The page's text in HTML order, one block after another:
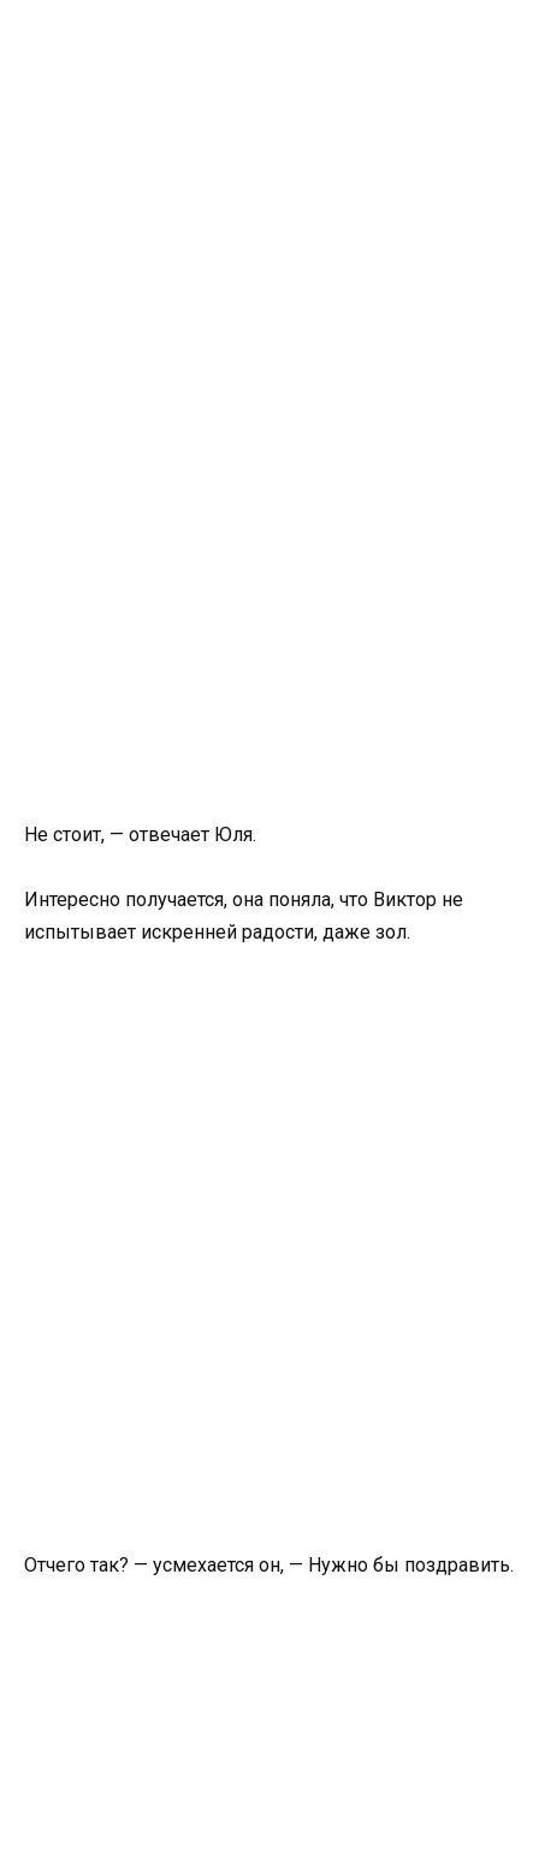
Не стоит, — отвечает Юля.
Интересно получается, она поняла, что Виктор не
испытывает искренней радости, даже зол.
Отчего так? — усмехается он, — Нужно бы поздравить.